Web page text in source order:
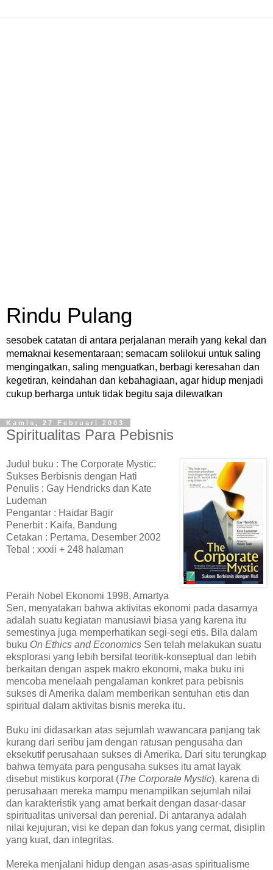
Rindu Pulang
sesobek catatan di antara perjalanan meraih yang kekal dan
memaknai kesementaraan; semacam solilokui untuk saling
mengingatkan, saling menguatkan, berbagi keresahan dan
kegetiran, keindahan dan kebahagiaan, agar hidup menjadi
cukup berharga untuk tidak begitu saja dilewatkan
Kamis, 27 Februari 2003
Spiritualitas Para Pebisnis
Judul buku : The Corporate Mystic:
Sukses Berbisnis dengan Hati
Penulis : Gay Hendricks dan Kate
Ludeman
Pengantar : Haidar Bagir
Penerbit : Kaifa, Bandung
Cetakan : Pertama, Desember 2002
Tebal : xxxii + 248 halaman
Peraih Nobel Ekonomi 1998, Amartya
Sen, menyatakan bahwa aktivitas ekonomi pada dasarnya
adalah suatu kegiatan manusiawi biasa yang karena itu
semestinya juga memperhatikan segi-segi etis. Bila dalam
buku On Ethics and Economics Sen telah melakukan suatu
eksplorasi yang lebih bersifat teoritik-konseptual dan lebih
berkaitan dengan aspek makro ekonomi, maka buku ini
mencoba menelaah pengalaman konkret para pebisnis
sukses di Amerika dalam memberikan sentuhan etis dan
spiritual dalam aktivitas bisnis mereka itu.
Buku ini didasarkan atas sejumlah wawancara panjang tak
kurang dari seribu jam dengan ratusan pengusaha dan
eksekutif perusahaan sukses di Amerika. Dari situ terungkap
bahwa ternyata para pengusaha sukses itu amat layak
disebut mistikus korporat (The Corporate Mystic), karena di
perusahaan mereka mampu menampilkan sejumlah nilai
dan karakteristik yang amat berkait dengan dasar-dasar
spiritualitas universal dan perenial. Di antaranya adalah
nilai kejujuran, visi ke depan dan fokus yang cermat, disiplin
yang kuat, dan integritas.
Mereka menjalani hidup dengan asas-asas spiritualisme